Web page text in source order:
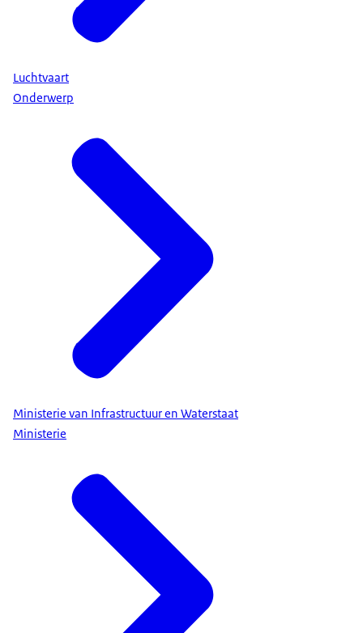
Luchtvaart
Onderwerp
Ministerie van Infrastructuur en Waterstaat
Ministerie